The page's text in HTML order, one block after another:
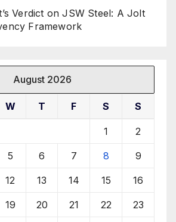
Verdict on JSW Steel: A Jolt
Framework
August 2026
W T F S S
1 2
5 6 7 8 9
12 13 14 15 16
19 20 21 22 23